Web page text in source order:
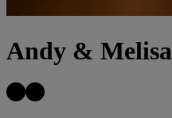
Andy & Melisa